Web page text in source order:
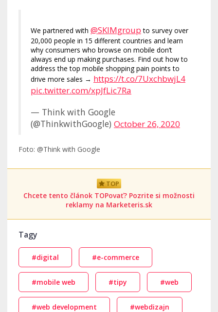
We partnered with @SKIMgroup to survey over
20,000 people in 15 different countries and learn
why consumers who browse on mobile don’t
always end up making purchases. Find out how to
address the top mobile shopping pain points to
drive more sales → https://t.co/7UxchbwjL4
pic.twitter.com/xpJfLic7Ra
— Think with Google
(@ThinkwithGoogle) October 26, 2020
Foto: @Think with Google
TOP
Chcete tento článok TOPovať? Pozrite si možnosti
reklamy na Marketeris.sk
Tagy
#digital #e-commerce
#mobile web #tipy #web
#web development #webdizajn